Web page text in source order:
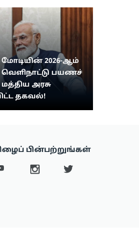
மோடியின் 2026-ஆம்
பயணச்
அரசு
தகவல்!
பின்பற்றுங்கள்